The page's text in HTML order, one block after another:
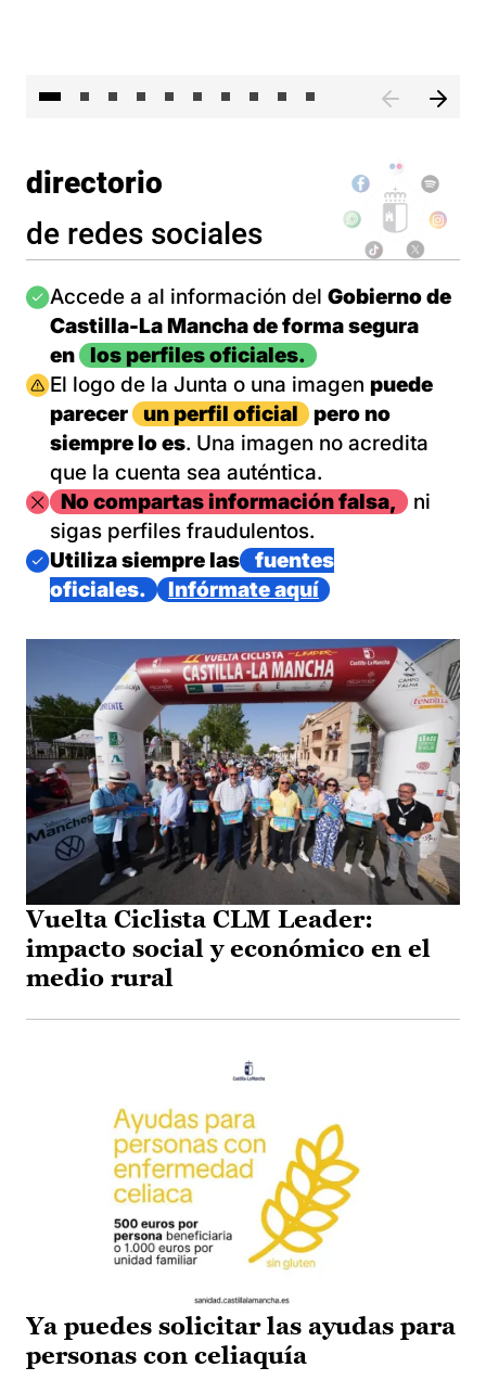
directorio
de redes sociales
Imagen
Accede a al información del Gobierno de
Castilla-La Mancha de forma segura
en
los perfiles oficiales.
Imagen
El logo de la Junta o una imagen puede
parecer
un perfil oficial
pero no
siempre lo es. Una imagen no acredita
que la cuenta sea auténtica.
ImagenNo compartas información falsa,
ni
sigas perfiles fraudulentos.
Imagen
Utiliza siempre las
fuentes
oficiales.
Infórmate aquí
Vuelta Ciclista CLM Leader:
impacto social y económico en el
medio rural
Ya puedes solicitar las ayudas para
personas con celiaquía